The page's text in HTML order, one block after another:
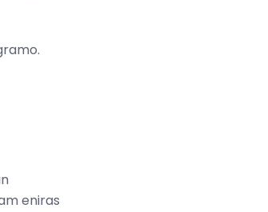
eniras